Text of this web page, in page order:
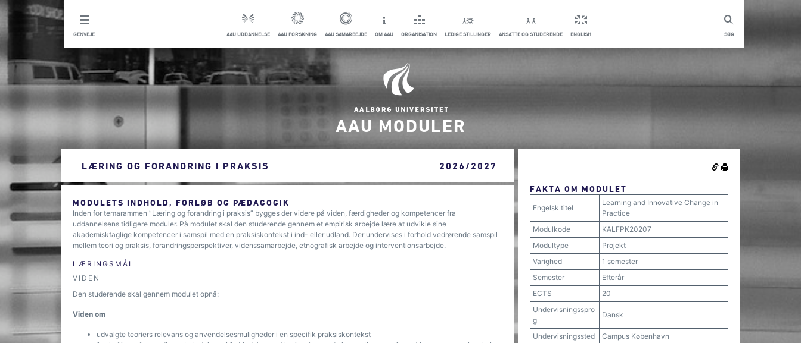
SØG
GENVEJE AAU UDDANNELSE AAU FORSKNING AAU SAMARBEJDE OM AAU ORGANISATION LEDIGE STILLINGER ANSATTE OG STUDERENDE ENGLISH
AAU MODULER
LÆRING OG FORANDRING I PRAKSIS 2026/2027
MODULETS INDHOLD, FORLØB OG PÆDAGOGIK
Inden for temarammen ”Læring og forandring i praksis” bygges der videre på viden, færdigheder og kompetencer fra
uddannelsens tidligere moduler. På modulet skal den studerende gennem et empirisk arbejde lære at udvikle sine
akademiskfaglige kompetencer i samspil med en praksiskontekst i ind- eller udland. Der undervises i forhold vedrørende samspil
mellem teori og praksis, forandringsperspektiver, videnssamarbejde, etnografisk arbejde og interventionsarbejde.
LÆRINGSMÅL
VIDEN
Den studerende skal gennem modulet opnå:
Viden om
udvalgte teoriers relevans og anvendelsesmuligheder i en specifik praksiskontekst
FAKTA OM MODULET
Engelsk titel
Learning and Innovative Change in
Practice
Modulkode
KALFPK20207
Modultype
Projekt
Varighed
1 semester
Semester
Efterår
ECTS
20
Undervisningsspro
g
Dansk
Undervisningssted
Campus København